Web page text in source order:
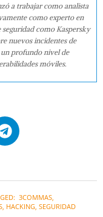
a trabajar como analista
como experto en
como Kaspersky
nuevos incidentes de
profundo nivel de
móviles.
3COMMAS,
, HACKING, SEGURIDAD